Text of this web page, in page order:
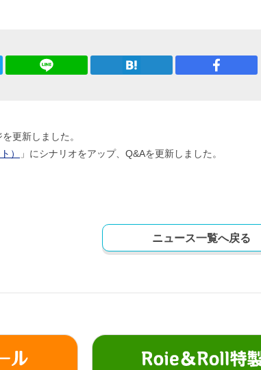
更新しました。
） 」にシナリオをアップ、Q&Aを更新しました。
ニュース一覧へ戻る